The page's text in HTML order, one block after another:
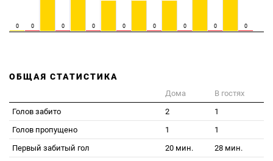
0 0 0 0 0 0 0 0 0
ОБЩАЯ СТАТИСТИКА
Дома
В гостях
Голов забито
2
1
Голов пропущено
1
1
Первый забитый гол
20 мин.
28 мин.